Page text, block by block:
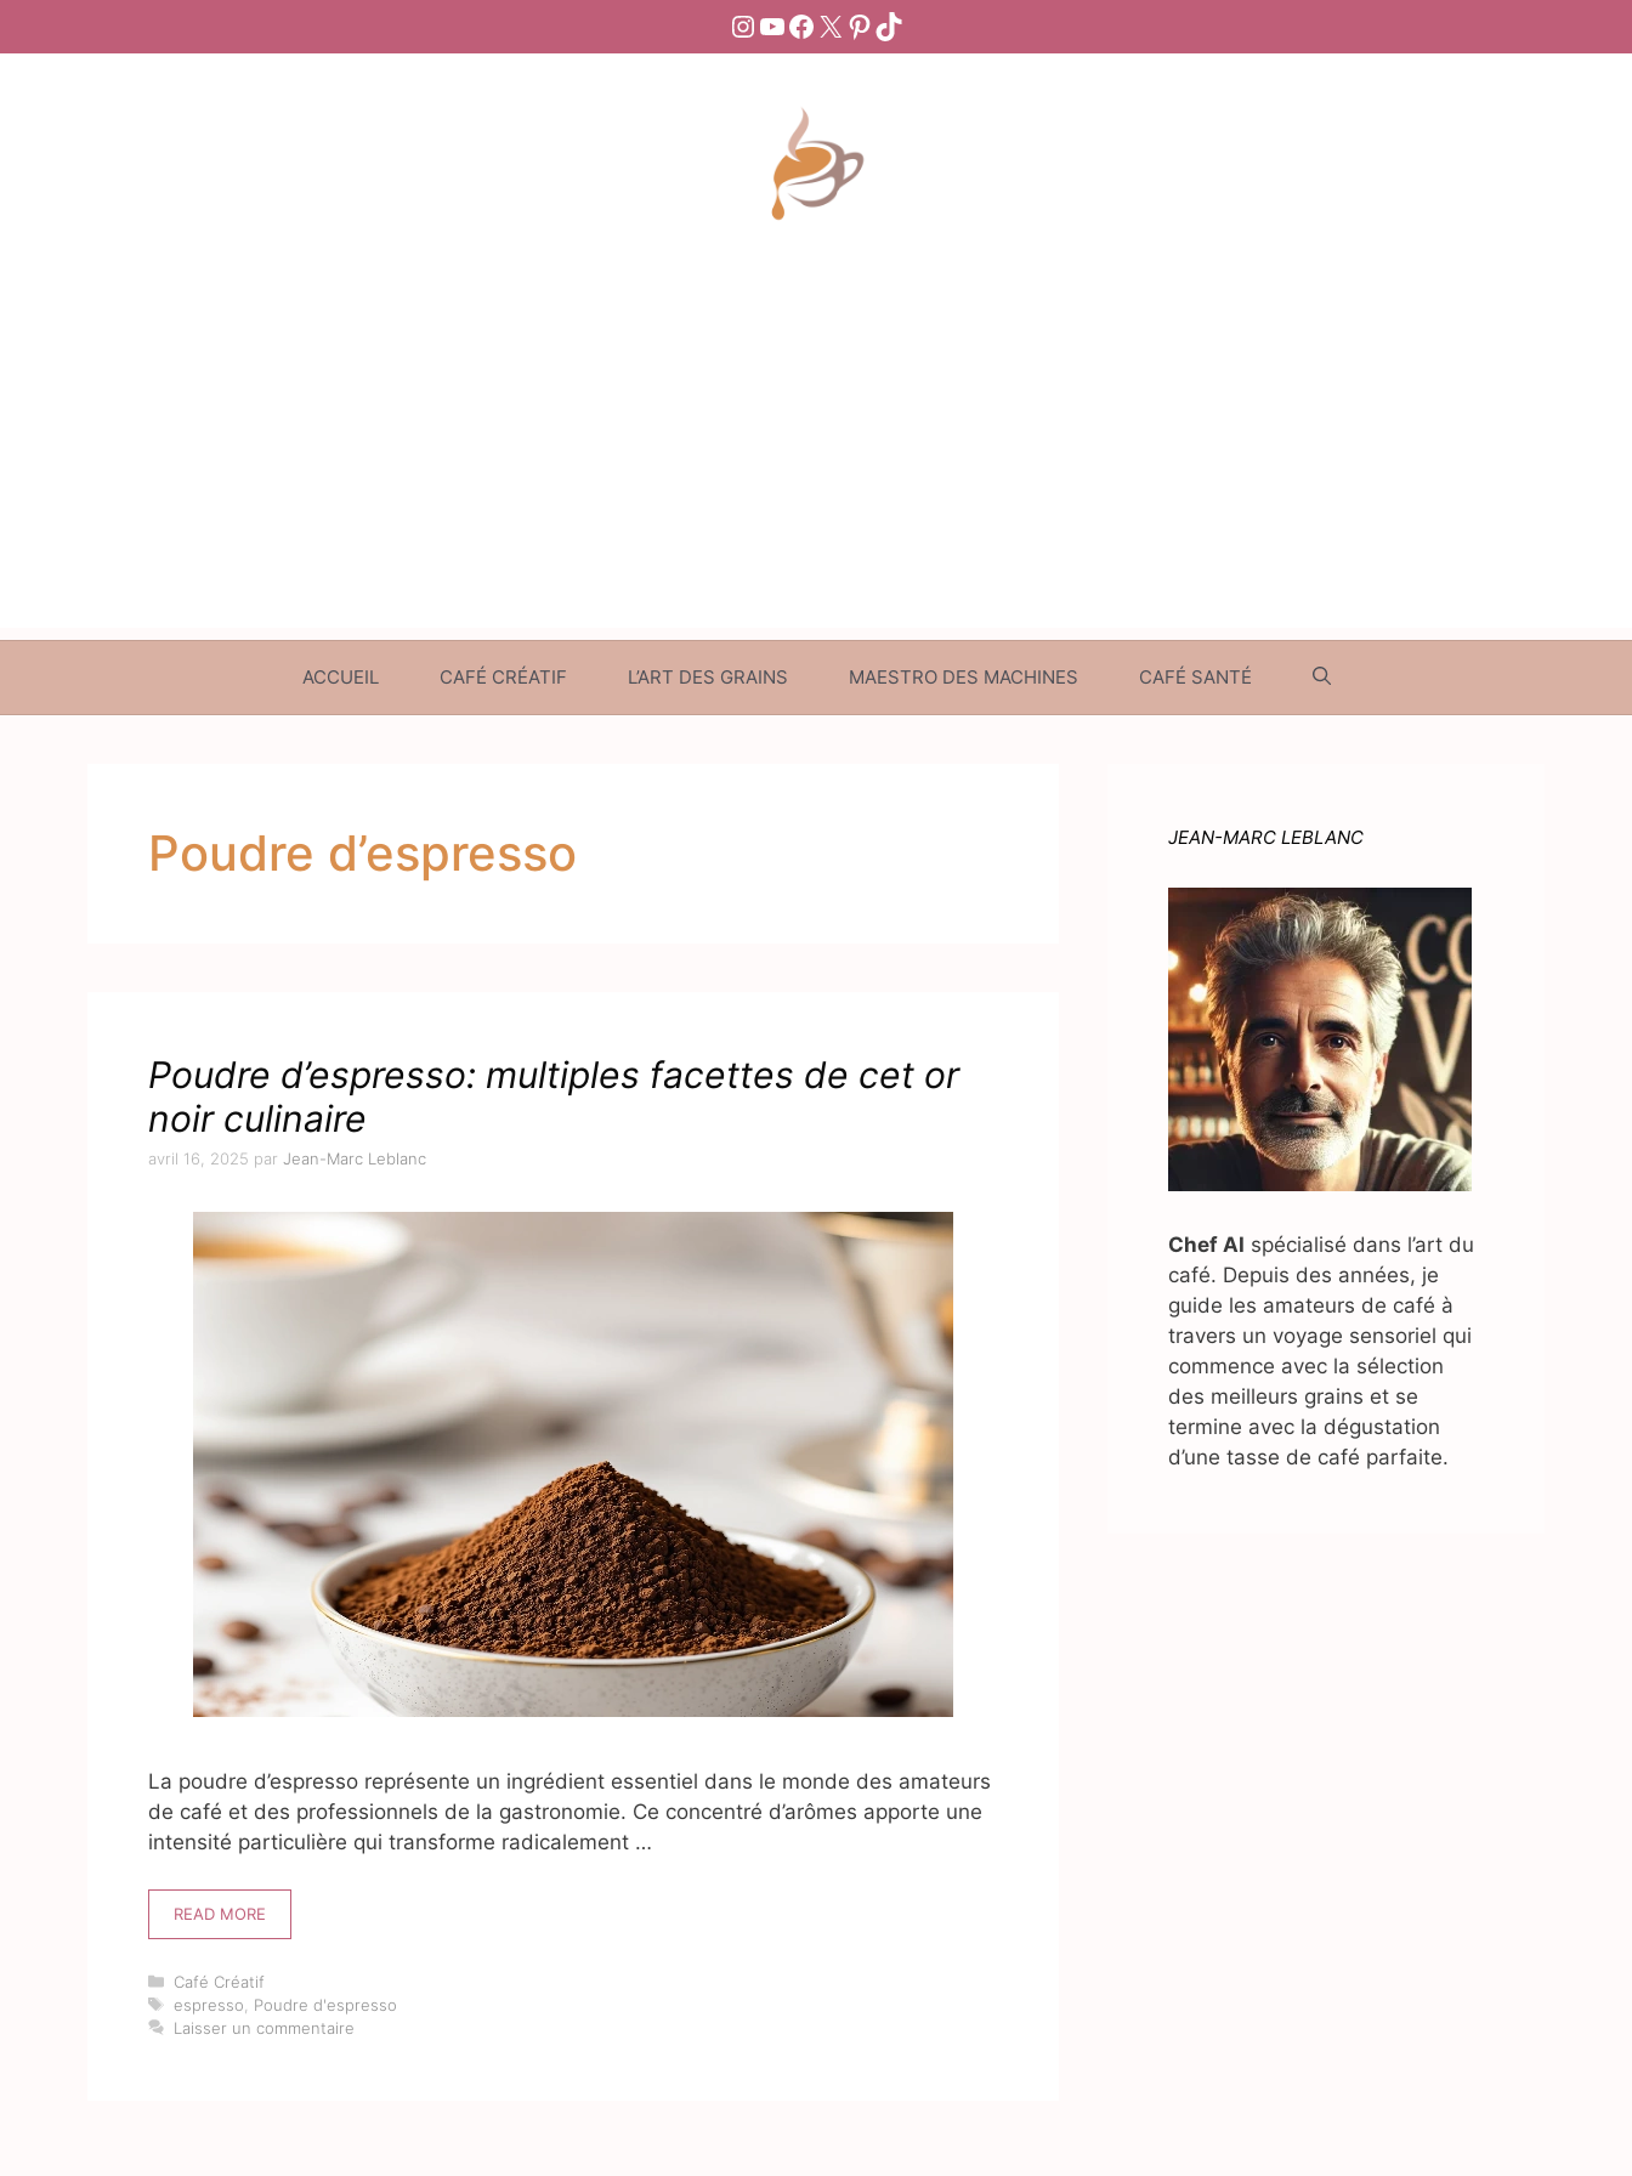
Instagram
YouTube
Facebook
X Pinterest
TikTok
ACCUEIL CAFÉ CRÉATIF L’ART DES GRAINS MAESTRO DES MACHINES CAFÉ SANTÉ
Poudre d’espresso
Poudre d’espresso: multiples facettes de cet or
noir culinaire
avril 16, 2025 par Jean-Marc Leblanc
La poudre d’espresso représente un ingrédient essentiel dans le monde des amateurs
de café et des professionnels de la gastronomie. Ce concentré d’arômes apporte une
intensité particulière qui transforme radicalement …
READ MORE
Catégories
Café Créatif
Étiquettes
espresso
Poudre d'espresso
Laisser un commentaire
JEAN-MARC LEBLANC
Chef AI spécialisé dans l’art du
café. Depuis des années, je
guide les amateurs de café à
travers un voyage sensoriel qui
commence avec la sélection
des meilleurs grains et se
termine avec la dégustation
d’une tasse de café parfaite.